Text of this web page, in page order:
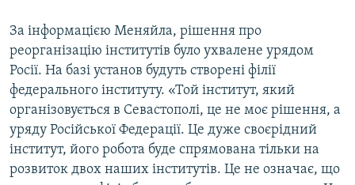
За інформацією Меняйла, рішення про
реорганізацію інститутів було ухвалене урядом
Росії. На базі установ будуть створені філії
федерального інституту. «Той інститут, який
організовується в Севастополі, це не моє рішення, а
уряду Російської Федерації. Це дуже своєрідний
інститут, його робота буде спрямована тільки на
розвиток двох наших інститутів. Це не означає, що